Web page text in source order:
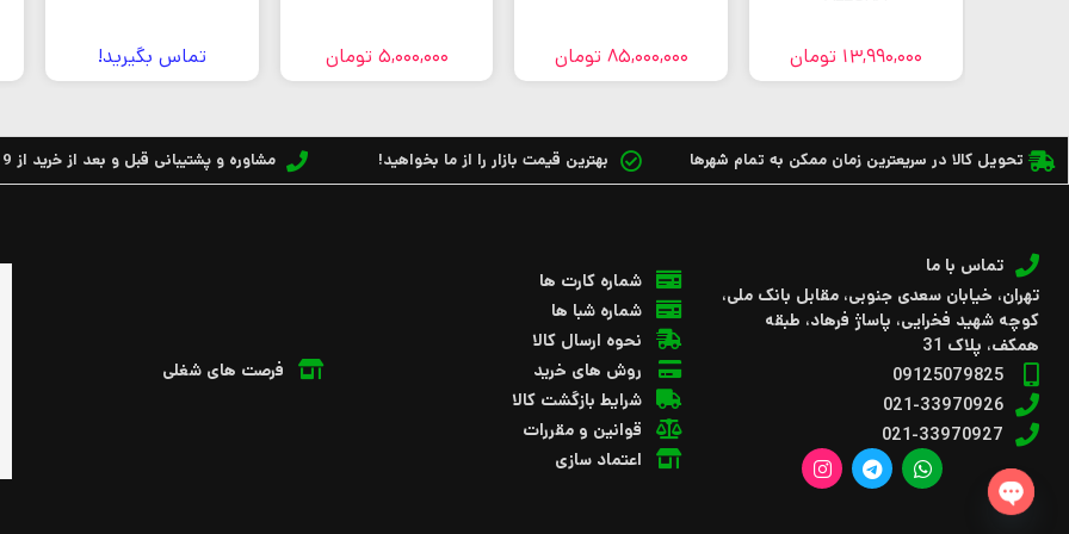
13,990,000 تومان 85,000,000 تومان 5,000,000 تومان تماس بگیرید!
تحویل کالا در سریعترین زمان ممکن به تمام شهرها بهترین قیمت بازار را از ما بخواهید! مشاوره و پشتیبانی قبل و بعد از خرید از 9 الی 17
تماس با ما
تهران، خیابان سعدی جنوبی، مقابل بانک ملی،
کوچه شهید فخرایی، پاساژ فرهاد، طبقه
همکف، پلاک 31
09125079825
021-33970926
021-33970927
شماره کارت ها
شماره شبا ها
نحوه ارسال کالا
روش های خرید
شرایط بازگشت کالا
قوانین و مقررات
اعتماد سازی
فرصت های شغلی